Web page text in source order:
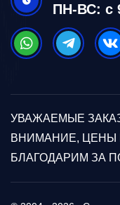
ПН-ВС: с
УВАЖАЕМЫЕ
ВНИМАНИЕ, ЦЕНЫ
БЛАГОДАРИМ ЗА